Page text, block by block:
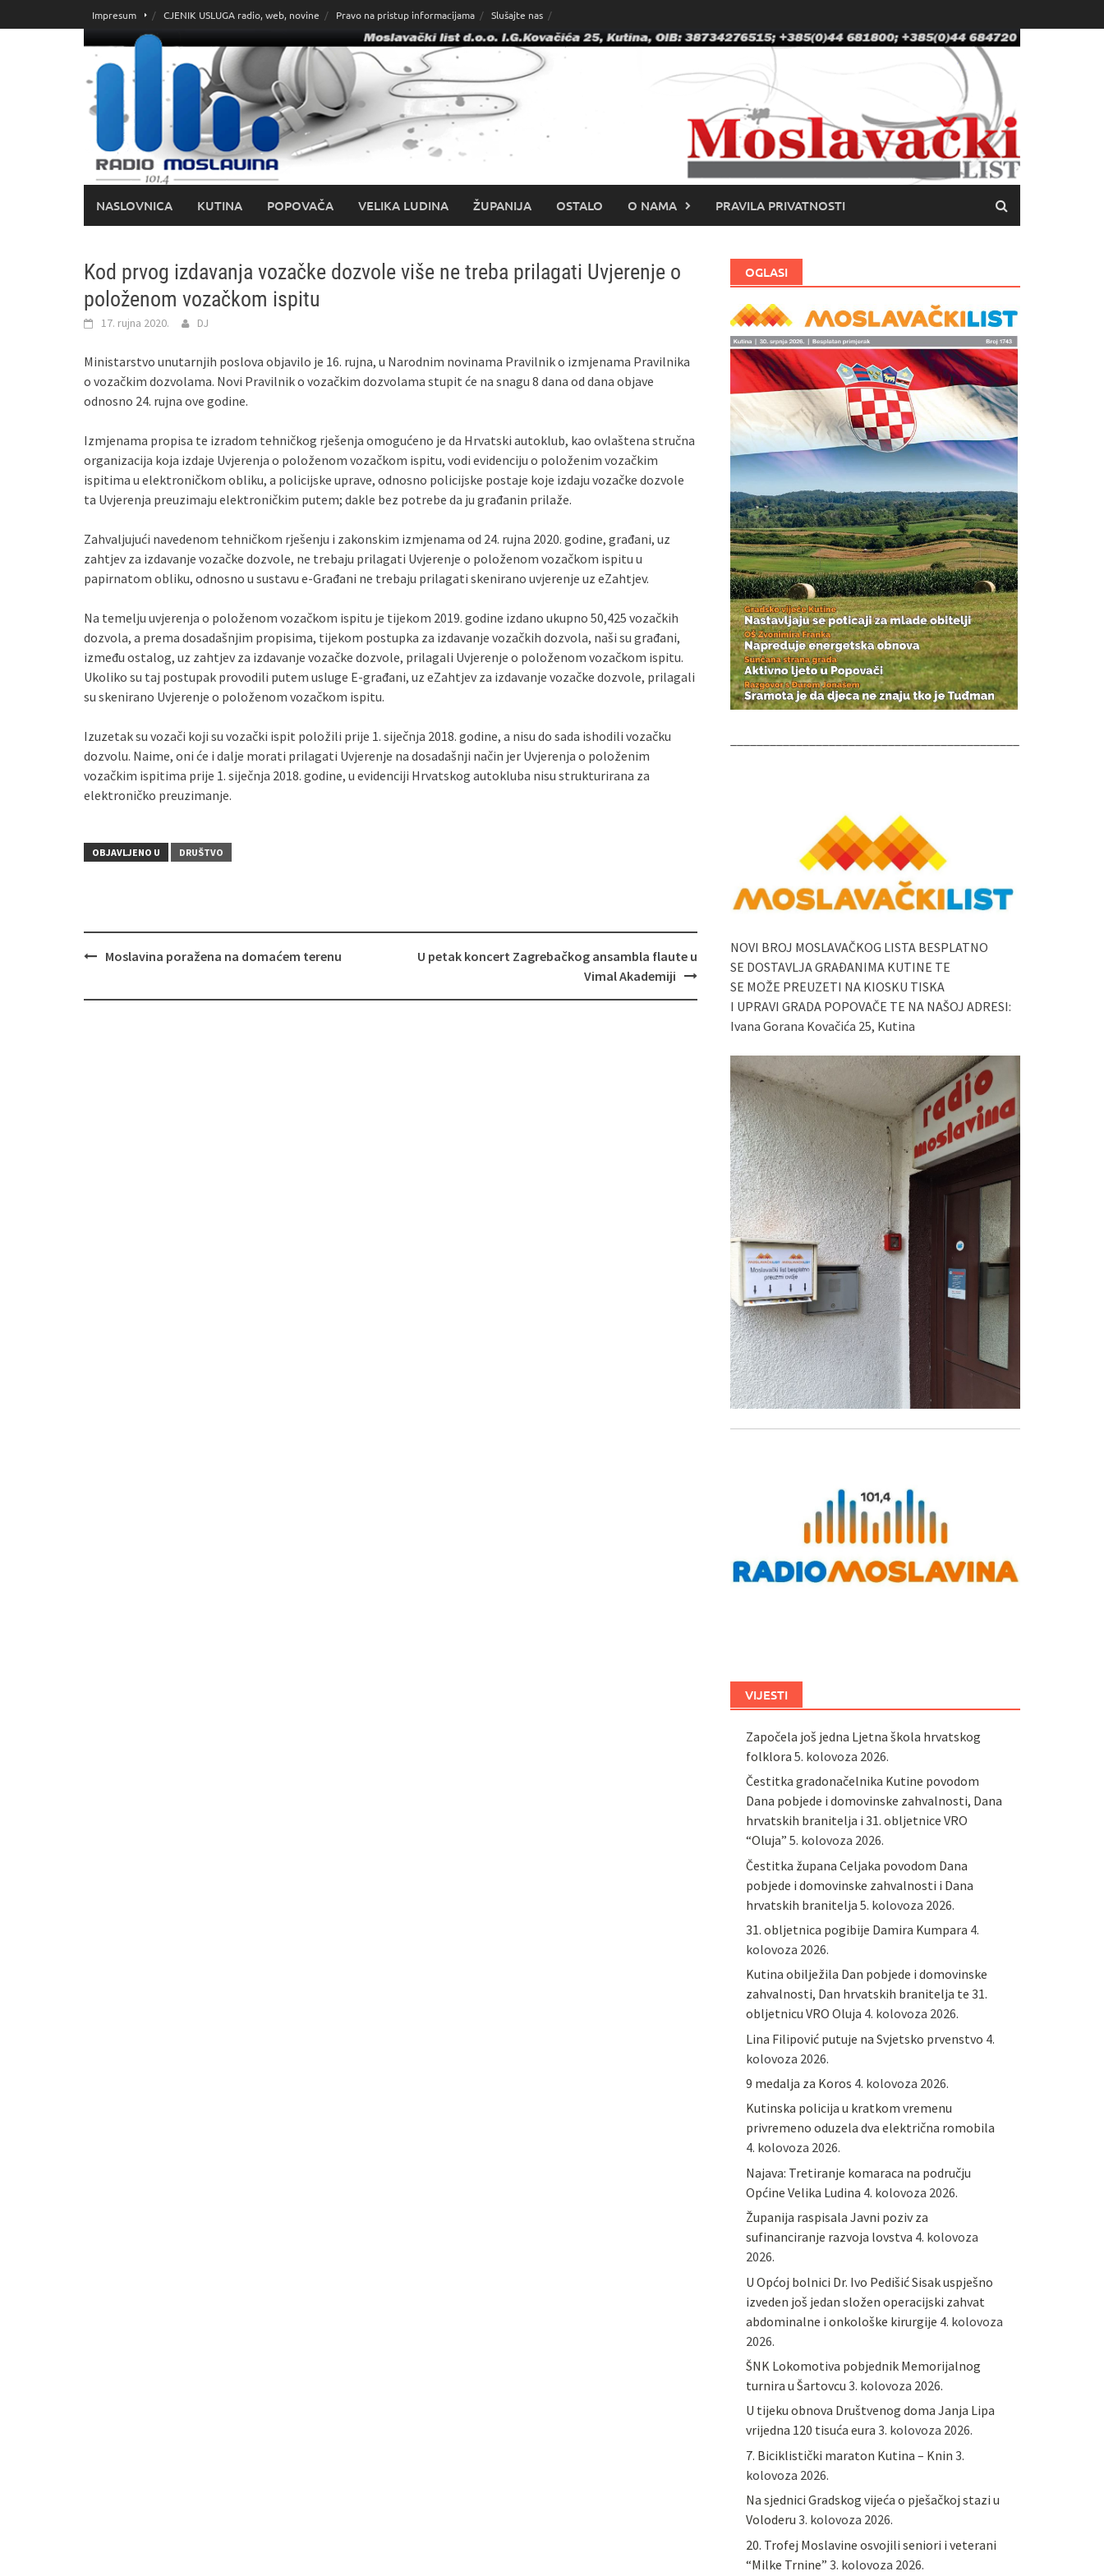
do
Impresum CJENIK USLUGA radio, web, novine Pravo na pristup informacijama Slušajte nas
NASLOVNICA KUTINA POPOVAČA VELIKA LUDINA ŽUPANIJA OSTALO O NAMA PRAVILA PRIVATNOSTI
Kod prvog izdavanja vozačke dozvole više ne treba prilagati Uvjerenje o
položenom vozačkom ispitu
17. rujna 2020. DJ
Ministarstvo unutarnjih poslova objavilo je 16. rujna, u Narodnim novinama Pravilnik o izmjenama Pravilnika
o vozačkim dozvolama. Novi Pravilnik o vozačkim dozvolama stupit će na snagu 8 dana od dana objave
odnosno 24. rujna ove godine.
Izmjenama propisa te izradom tehničkog rješenja omogućeno je da Hrvatski autoklub, kao ovlaštena stručna
organizacija koja izdaje Uvjerenja o položenom vozačkom ispitu, vodi evidenciju o položenim vozačkim
ispitima u elektroničkom obliku, a policijske uprave, odnosno policijske postaje koje izdaju vozačke dozvole
ta Uvjerenja preuzimaju elektroničkim putem; dakle bez potrebe da ju građanin prilaže.
Zahvaljujući navedenom tehničkom rješenju i zakonskim izmjenama od 24. rujna 2020. godine, građani, uz
zahtjev za izdavanje vozačke dozvole, ne trebaju prilagati Uvjerenje o položenom vozačkom ispitu u
papirnatom obliku, odnosno u sustavu e-Građani ne trebaju prilagati skenirano uvjerenje uz eZahtjev.
Na temelju uvjerenja o položenom vozačkom ispitu je tijekom 2019. godine izdano ukupno 50,425 vozačkih
dozvola, a prema dosadašnjim propisima, tijekom postupka za izdavanje vozačkih dozvola, naši su građani,
između ostalog, uz zahtjev za izdavanje vozačke dozvole, prilagali Uvjerenje o položenom vozačkom ispitu.
Ukoliko su taj postupak provodili putem usluge E-građani, uz eZahtjev za izdavanje vozačke dozvole, prilagali
su skenirano Uvjerenje o položenom vozačkom ispitu.
Izuzetak su vozači koji su vozački ispit položili prije 1. siječnja 2018. godine, a nisu do sada ishodili vozačku
dozvolu. Naime, oni će i dalje morati prilagati Uvjerenje na dosadašnji način jer Uvjerenja o položenim
vozačkim ispitima prije 1. siječnja 2018. godine, u evidenciji Hrvatskog autokluba nisu strukturirana za
elektroničko preuzimanje.
OBJAVLJENO U DRUŠTVO
Moslavina poražena na domaćem terenu
U petak koncert Zagrebačkog ansambla flaute u
Vimal Akademiji
OGLASI
NOVI BROJ MOSLAVAČKOG LISTA BESPLATNO
SE DOSTAVLJA GRAĐANIMA KUTINE TE
SE MOŽE PREUZETI NA KIOSKU TISKA
I UPRAVI GRADA POPOVAČE TE NA NAŠOJ ADRESI:
Ivana Gorana Kovačića 25, Kutina
VIJESTI
Započela još jedna Ljetna škola hrvatskog
folklora 5. kolovoza 2026.
Čestitka gradonačelnika Kutine povodom
Dana pobjede i domovinske zahvalnosti, Dana
hrvatskih branitelja i 31. obljetnice VRO
“Oluja” 5. kolovoza 2026.
Čestitka župana Celjaka povodom Dana
pobjede i domovinske zahvalnosti i Dana
hrvatskih branitelja 5. kolovoza 2026.
31. obljetnica pogibije Damira Kumpara 4.
kolovoza 2026.
Kutina obilježila Dan pobjede i domovinske
zahvalnosti, Dan hrvatskih branitelja te 31.
obljetnicu VRO Oluja 4. kolovoza 2026.
Lina Filipović putuje na Svjetsko prvenstvo 4.
kolovoza 2026.
9 medalja za Koros 4. kolovoza 2026.
Kutinska policija u kratkom vremenu
privremeno oduzela dva električna romobila
4. kolovoza 2026.
Najava: Tretiranje komaraca na području
Općine Velika Ludina 4. kolovoza 2026.
Županija raspisala Javni poziv za
sufinanciranje razvoja lovstva 4. kolovoza
2026.
U Općoj bolnici Dr. Ivo Pedišić Sisak uspješno
izveden još jedan složen operacijski zahvat
abdominalne i onkološke kirurgije 4. kolovoza
2026.
ŠNK Lokomotiva pobjednik Memorijalnog
turnira u Šartovcu 3. kolovoza 2026.
U tijeku obnova Društvenog doma Janja Lipa
vrijedna 120 tisuća eura 3. kolovoza 2026.
7. Biciklistički maraton Kutina – Knin 3.
kolovoza 2026.
Na sjednici Gradskog vijeća o pješačkoj stazi u
Voloderu 3. kolovoza 2026.
20. Trofej Moslavine osvojili seniori i veterani
“Milke Trnine” 3. kolovoza 2026.